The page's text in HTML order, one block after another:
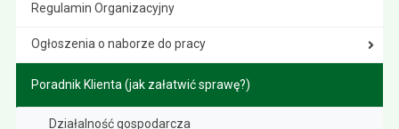
Regulamin Organizacyjny
Ogłoszenia o naborze do pracy
Poradnik Klienta (jak załatwić sprawę?)
Działalność gospodarcza